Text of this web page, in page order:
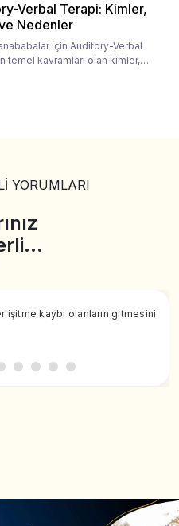
Verbal Terapi: Kimler,
Nedenler
için Auditory-Verbal
temel kavramları olan kimler,
YORUMLARI
kaybı olanların gitmesini